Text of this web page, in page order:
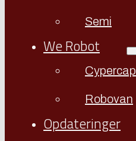
Semi
We Robot
Cypercap
Robovan
Opdateringer